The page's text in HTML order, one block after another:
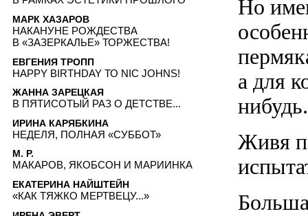
Но
а для
нибудь.
Живя
МАРК ХАЗАРОВ
НАКАНУНЕ РОЖДЕСТВА
В «ЗАЗЕРКАЛЬЕ» ТОРЖЕСТВА!
ЕВГЕНИЯ ТРОПП
HAPPY BIRTHDAY ТО NIC JOHNS!
ЖАННА ЗАРЕЦКАЯ
В ПЯТИСОТЫЙ РАЗ О ДЕТСТВЕ...
ИРИНА КАРЯБКИНА
НЕДЕЛЯ, ПОЛНАЯ «СУББОТ»
М. Р.
МАКАРОВ, ЯКОБСОН И МАРИИНКА
ЕКАТЕРИНА НАЙШТЕЙН
«КАК ТЯЖКО МЕРТВЕЦУ...»